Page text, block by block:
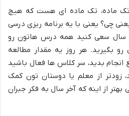
تک ماده، تک ماده ای هست که هیچ
چی؟ یعنی با یه برنامه ریزی درسی
سال سعی کنید همه درس هاتون رو
بگیرید. هر روز یه مقدار مطالعه
انجام بدید، سر کلاس ها فعال باشید
زودتر از معلم یا دوستان تون کمک
بهتر از اینه که آخر سال به فکر جبران